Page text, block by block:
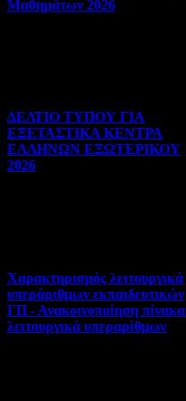
Μαθημάτων 2026
ΔΕΛΤΙΟ ΤΥΠΟΥ ΓΙΑ
ΕΞΕΤΑΣΤΙΚΑ ΚΕΝΤΡΑ
ΕΛΛΗΝΩΝ ΕΞΩΤΕΡΙΚΟΥ
2026
Χαρακτηρισμός λειτουργικά
υπεράριθμων εκπαιδευτικών
ΓΠ - Ανακοινοποίηση πίνακα
λειτουργικά υπεραρίθμων